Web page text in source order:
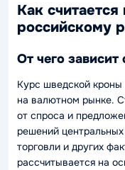
Как
российскому
От чего
Курс шведской
на валютном рынке.
от спроса и
решений
торговли и других
рассчитывается на